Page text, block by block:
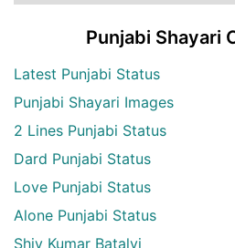
Punjabi Shayari
Latest Punjabi Status
Punjabi Shayari Images
2 Lines Punjabi Status
Dard Punjabi Status
Love Punjabi Status
Alone Punjabi Status
Shiv Kumar Batalvi